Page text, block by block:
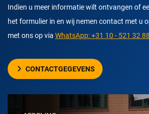
Indien u meer informatie wilt ontvangen of
het formulier in en wij nemen contact met u
met ons op via WhatsApp: +31 10 - 521 32 88
CONTACTGEGEVENS